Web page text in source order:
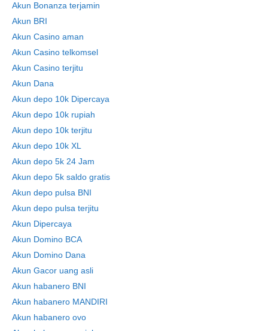
Akun Bonanza terjamin
Akun BRI
Akun Casino aman
Akun Casino telkomsel
Akun Casino terjitu
Akun Dana
Akun depo 10k Dipercaya
Akun depo 10k rupiah
Akun depo 10k terjitu
Akun depo 10k XL
Akun depo 5k 24 Jam
Akun depo 5k saldo gratis
Akun depo pulsa BNI
Akun depo pulsa terjitu
Akun Dipercaya
Akun Domino BCA
Akun Domino Dana
Akun Gacor uang asli
Akun habanero BNI
Akun habanero MANDIRI
Akun habanero ovo